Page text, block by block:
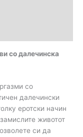
со далечинска
со
далечински
еротски начин
животот
си да